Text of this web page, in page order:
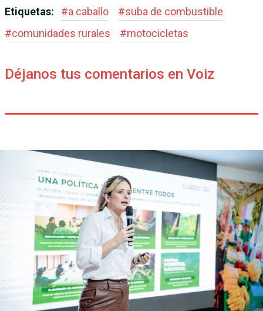
Etiquetas: #a caballo #suba de combustible
#comunidades rurales #motocicletas
Déjanos tus comentarios en Voiz